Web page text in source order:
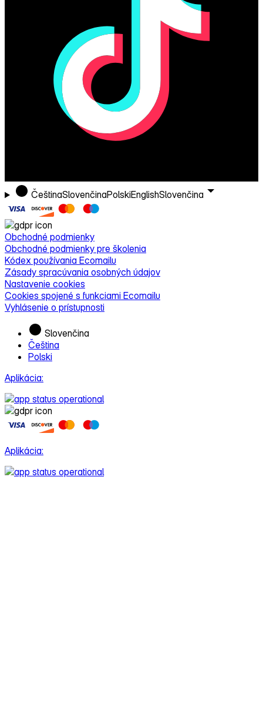
ČeštinaSlovenčinaPolskiEnglishSlovenčina
Obchodné podmienky
Obchodné podmienky pre školenia
Kódex používania Ecomailu
Zásady spracúvania osobných údajov
Nastavenie cookies
Cookies spojené s funkciami Ecomailu
Vyhlásenie o prístupnosti
Slovenčina
Čeština
Polski
Aplikácia:
Aplikácia: